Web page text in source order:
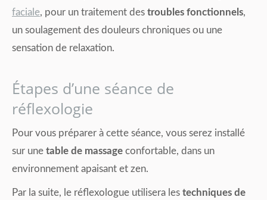
faciale, pour un traitement des troubles fonctionnels,
un soulagement des douleurs chroniques ou une
sensation de relaxation.
Étapes d’une séance de
réflexologie
Pour vous préparer à cette séance, vous serez installé
sur une table de massage confortable, dans un
environnement apaisant et zen.
Par la suite, le réflexologue utilisera les techniques de